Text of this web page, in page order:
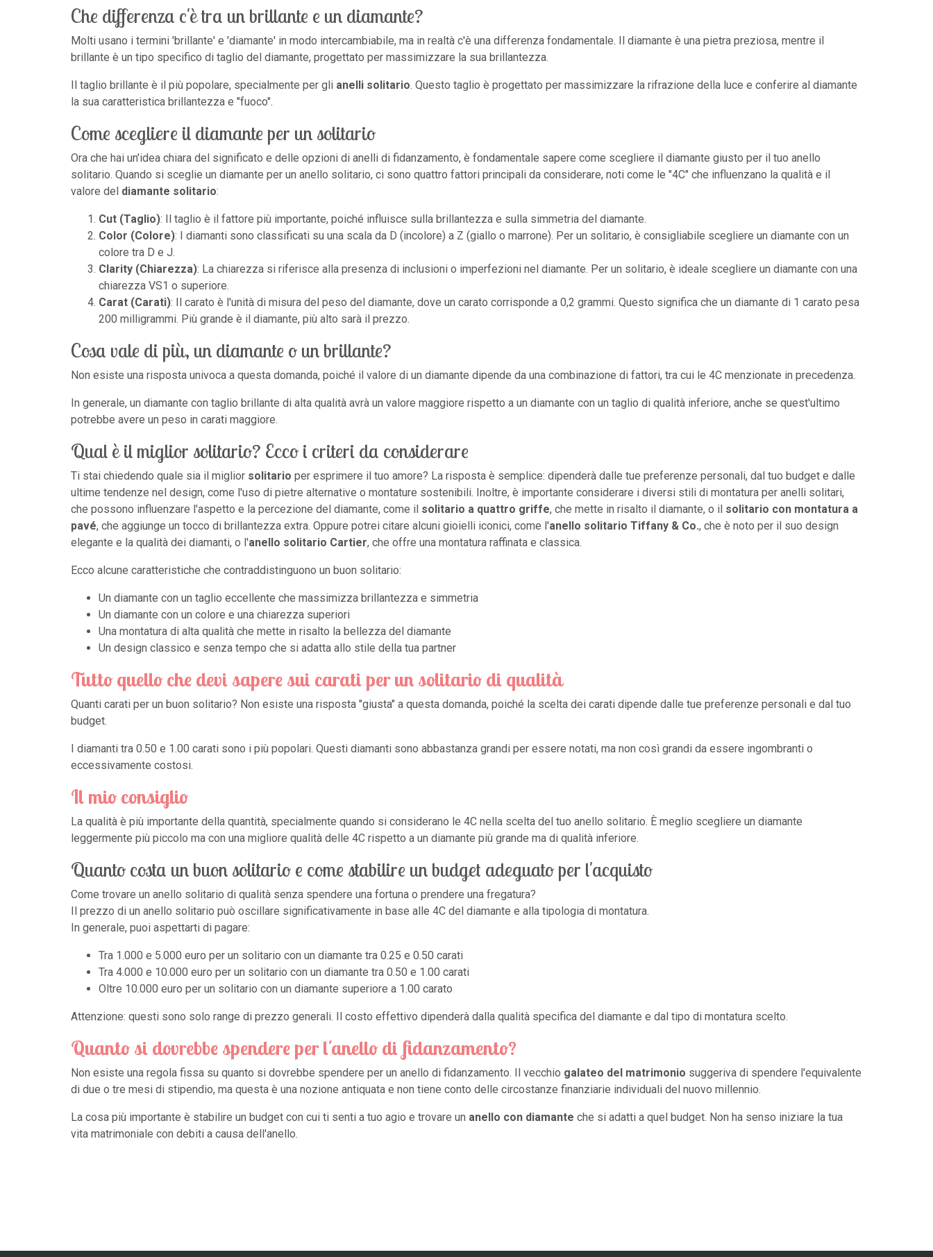
Che differenza c'è tra un brillante e un diamante?
Molti usano i termini 'brillante' e 'diamante' in modo intercambiabile, ma in realtà c'è una differenza fondamentale. Il diamante è una pietra preziosa, mentre il
brillante è un tipo specifico di taglio del diamante, progettato per massimizzare la sua brillantezza.
Il taglio brillante è il più popolare, specialmente per gli anelli solitario. Questo taglio è progettato per massimizzare la rifrazione della luce e conferire al diamante
la sua caratteristica brillantezza e "fuoco".
Come scegliere il diamante per un solitario
Ora che hai un'idea chiara del significato e delle opzioni di anelli di fidanzamento, è fondamentale sapere come scegliere il diamante giusto per il tuo anello
solitario. Quando si sceglie un diamante per un anello solitario, ci sono quattro fattori principali da considerare, noti come le "4C" che influenzano la qualità e il
valore del diamante solitario:
Cut (Taglio): Il taglio è il fattore più importante, poiché influisce sulla brillantezza e sulla simmetria del diamante.
Color (Colore): I diamanti sono classificati su una scala da D (incolore) a Z (giallo o marrone). Per un solitario, è consigliabile scegliere un diamante con un
colore tra D e J.
Clarity (Chiarezza): La chiarezza si riferisce alla presenza di inclusioni o imperfezioni nel diamante. Per un solitario, è ideale scegliere un diamante con una
chiarezza VS1 o superiore.
Carat (Carati): Il carato è l'unità di misura del peso del diamante, dove un carato corrisponde a 0,2 grammi. Questo significa che un diamante di 1 carato pesa
200 milligrammi. Più grande è il diamante, più alto sarà il prezzo.
Cosa vale di più, un diamante o un brillante?
Non esiste una risposta univoca a questa domanda, poiché il valore di un diamante dipende da una combinazione di fattori, tra cui le 4C menzionate in precedenza.
In generale, un diamante con taglio brillante di alta qualità avrà un valore maggiore rispetto a un diamante con un taglio di qualità inferiore, anche se quest'ultimo
potrebbe avere un peso in carati maggiore.
Qual è il miglior solitario? Ecco i criteri da considerare
Ti stai chiedendo quale sia il miglior solitario per esprimere il tuo amore? La risposta è semplice: dipenderà dalle tue preferenze personali, dal tuo budget e dalle
ultime tendenze nel design, come l'uso di pietre alternative o montature sostenibili. Inoltre, è importante considerare i diversi stili di montatura per anelli solitari,
che possono influenzare l'aspetto e la percezione del diamante, come il solitario a quattro griffe, che mette in risalto il diamante, o il solitario con montatura a
pavé, che aggiunge un tocco di brillantezza extra. Oppure potrei citare alcuni gioielli iconici, come l'anello solitario Tiffany & Co., che è noto per il suo design
elegante e la qualità dei diamanti, o l'anello solitario Cartier, che offre una montatura raffinata e classica.
Ecco alcune caratteristiche che contraddistinguono un buon solitario:
Un diamante con un taglio eccellente che massimizza brillantezza e simmetria
Un diamante con un colore e una chiarezza superiori
Una montatura di alta qualità che mette in risalto la bellezza del diamante
Un design classico e senza tempo che si adatta allo stile della tua partner
Tutto quello che devi sapere sui carati per un solitario di qualità
Quanti carati per un buon solitario? Non esiste una risposta "giusta" a questa domanda, poiché la scelta dei carati dipende dalle tue preferenze personali e dal tuo
budget.
I diamanti tra 0.50 e 1.00 carati sono i più popolari. Questi diamanti sono abbastanza grandi per essere notati, ma non così grandi da essere ingombranti o
eccessivamente costosi.
Il mio consiglio
La qualità è più importante della quantità, specialmente quando si considerano le 4C nella scelta del tuo anello solitario. È meglio scegliere un diamante
leggermente più piccolo ma con una migliore qualità delle 4C rispetto a un diamante più grande ma di qualità inferiore.
Quanto costa un buon solitario e come stabilire un budget adeguato per l'acquisto
Come trovare un anello solitario di qualità senza spendere una fortuna o prendere una fregatura?
Il prezzo di un anello solitario può oscillare significativamente in base alle 4C del diamante e alla tipologia di montatura.
In generale, puoi aspettarti di pagare:
Tra 1.000 e 5.000 euro per un solitario con un diamante tra 0.25 e 0.50 carati
Tra 4.000 e 10.000 euro per un solitario con un diamante tra 0.50 e 1.00 carati
Oltre 10.000 euro per un solitario con un diamante superiore a 1.00 carato
Attenzione: questi sono solo range di prezzo generali. Il costo effettivo dipenderà dalla qualità specifica del diamante e dal tipo di montatura scelto.
Quanto si dovrebbe spendere per l'anello di fidanzamento?
Non esiste una regola fissa su quanto si dovrebbe spendere per un anello di fidanzamento. Il vecchio galateo del matrimonio suggeriva di spendere l'equivalente
di due o tre mesi di stipendio, ma questa è una nozione antiquata e non tiene conto delle circostanze finanziarie individuali del nuovo millennio.
La cosa più importante è stabilire un budget con cui ti senti a tuo agio e trovare un anello con diamante che si adatti a quel budget. Non ha senso iniziare la tua
vita matrimoniale con debiti a causa dell'anello.